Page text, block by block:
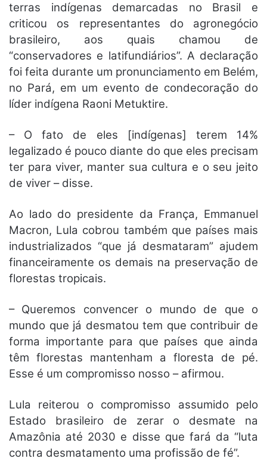
terras indígenas demarcadas no Brasil e
criticou os representantes do agronegócio
brasileiro, aos quais chamou de
“conservadores e latifundiários”. A declaração
foi feita durante um pronunciamento em Belém,
no Pará, em um evento de condecoração do
líder indígena Raoni Metuktire.
– O fato de eles [indígenas] terem 14%
legalizado é pouco diante do que eles precisam
ter para viver, manter sua cultura e o seu jeito
de viver – disse.
Ao lado do presidente da França, Emmanuel
Macron, Lula cobrou também que países mais
industrializados “que já desmataram” ajudem
financeiramente os demais na preservação de
florestas tropicais.
– Queremos convencer o mundo de que o
mundo que já desmatou tem que contribuir de
forma importante para que países que ainda
têm florestas mantenham a floresta de pé.
Esse é um compromisso nosso – afirmou.
Lula reiterou o compromisso assumido pelo
Estado brasileiro de zerar o desmate na
Amazônia até 2030 e disse que fará da “luta
contra desmatamento uma profissão de fé”.